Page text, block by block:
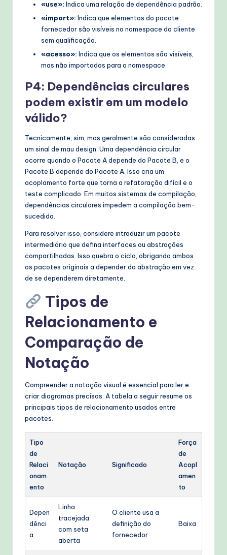
«use»: Indica uma relação de dependência padrão.
«import»: Indica que elementos do pacote
fornecedor são visíveis no namespace do cliente
sem qualificação.
«acesso»: Indica que os elementos são visíveis,
mas não importados para o namespace.
P4: Dependências circulares
podem existir em um modelo
válido?
Tecnicamente, sim, mas geralmente são consideradas
um sinal de mau design. Uma dependência circular
ocorre quando o Pacote A depende do Pacote B, e o
Pacote B depende do Pacote A. Isso cria um
acoplamento forte que torna a refatoração difícil e o
teste complicado. Em muitos sistemas de compilação,
dependências circulares impedem a compilação bem-
sucedida.
Para resolver isso, considere introduzir um pacote
intermediário que defina interfaces ou abstrações
compartilhadas. Isso quebra o ciclo, obrigando ambos
os pacotes originais a depender da abstração em vez
de se dependerem diretamente.
Tipos de
Relacionamento e
Comparação de
Notação
Compreender a notação visual é essencial para ler e
criar diagramas precisos. A tabela a seguir resume os
principais tipos de relacionamento usados entre
pacotes.
Tipo
de
Relaci
onam
ento
Notação Significado
Força
de
Acopl
amen
to
Depen
dênci
a
Linha
tracejada
com seta
aberta
O cliente usa a
definição do
fornecedor
Baixa